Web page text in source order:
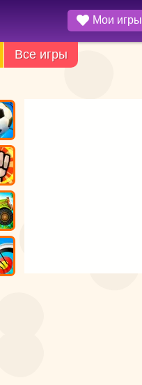
Мои игры
Все игры